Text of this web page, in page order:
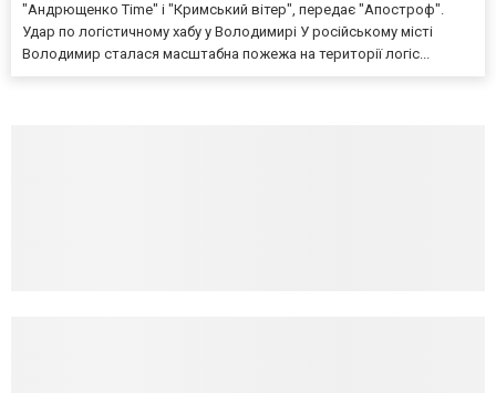
"Андрющенко Time" і "Кримський вітер", передає "Апостроф".
Удар по логістичному хабу у Володимирі У російському місті
Володимир сталася масштабна пожежа на території логіс...